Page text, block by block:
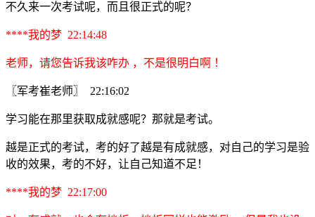
不久来一次考试呢，而且很正式的呢？
****我的梦 22:14:48
老师，请您告诉我该咋办 ，不是很明白啊 ！
〖军考崔老师〗 22:16:02
学习能在那里获取成就感呢？那就是考试。
越是正式的考试，考的好了越是有成就感，对自己的学习是验
收的效果，考的不好，让自己知道不足！
****我的梦 22:17:00